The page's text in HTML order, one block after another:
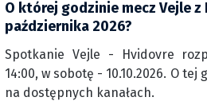
O której godzinie mecz Vejle z
października 2026?
Spotkanie Vejle - Hvidovre
14:00, w sobotę - 10.10.2026. O
na dostępnych kanałach.